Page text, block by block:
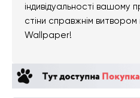
індивідуальності
стіни справжнім
Wallpaper!